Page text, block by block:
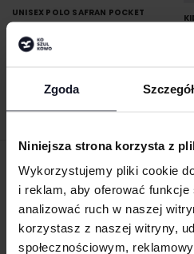
Zgoda
Niniejsza strona korzysta z
Wykorzystujemy pliki cookie
i reklam, aby oferować funkcje
analizować ruch w naszej
korzystasz z naszej witryny,
społecznościowym,
UNISEX POLO SAFRAN POCKET
B&C BE INSPIRED
Od 38.59 zł netto
ZAMÓW PRODUKTY